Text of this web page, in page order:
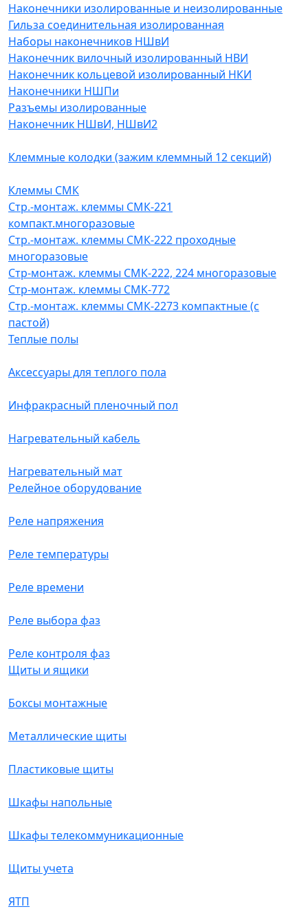
Наконечники изолированные и неизолированные
Гильза соединительная изолированная
Наборы наконечников НШвИ
Наконечник вилочный изолированный НВИ
Наконечник кольцевой изолированный НКИ
Наконечники НШПи
Разъемы изолированные
Наконечник НШвИ, НШвИ2
Клеммные колодки (зажим клеммный 12 секций)
Клеммы СМК
Стр.-монтаж. клеммы СМК-221
компакт.многоразовые
Стр.-монтаж. клеммы СМК-222 проходные
многоразовые
Стр-монтаж. клеммы СМК-222, 224 многоразовые
Стр-монтаж. клеммы СМК-772
Стр.-монтаж. клеммы СМК-2273 компактные (с
пастой)
Теплые полы
Аксессуары для теплого пола
Инфракрасный пленочный пол
Нагревательный кабель
Нагревательный мат
Релейное оборудование
Реле напряжения
Реле температуры
Реле времени
Реле выбора фаз
Реле контроля фаз
Щиты и ящики
Боксы монтажные
Металлические щиты
Пластиковые щиты
Шкафы напольные
Шкафы телекоммуникационные
Щиты учета
ЯТП